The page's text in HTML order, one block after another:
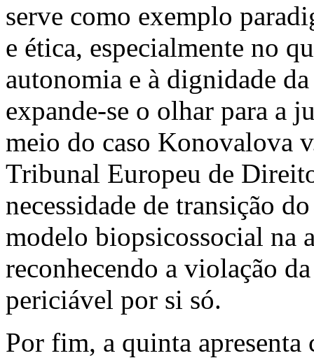
serve como exemplo
e ética, especialmente no
autonomia e à dignidade
expande-se o olhar para a
meio do caso Konovalova
Tribunal Europeu de
necessidade de transição
modelo biopsicossocial na
reconhecendo a violação
periciável por si só.
Por fim, a quinta apresenta